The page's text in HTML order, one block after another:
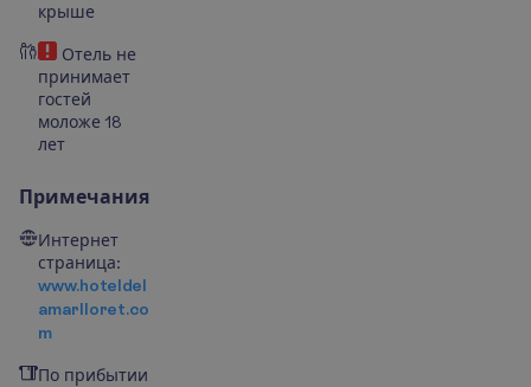
крыше
Отель не
принимает
гостей
моложе 18
лет
Примечания
Интернет
страница:
www.hoteldel
amarlloret.co
m
По прибытии